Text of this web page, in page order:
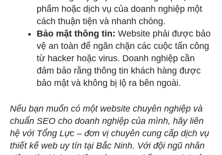
phẩm hoặc dịch vụ của doanh nghiệp một
cách thuận tiện và nhanh chóng.
Bảo mật thông tin: Website phải được bảo
vệ an toàn để ngăn chặn các cuộc tấn công
từ hacker hoặc virus. Doanh nghiệp cần
đảm bảo rằng thông tin khách hàng được
bảo mật và không bị lộ ra bên ngoài.
Nếu bạn muốn có một website chuyên nghiệp và
chuẩn SEO cho doanh nghiệp của mình, hãy liên
hệ với Tổng Lực – đơn vị chuyên cung cấp dịch vụ
thiết kế web uy tín tại Bắc Ninh. Với đội ngũ nhân